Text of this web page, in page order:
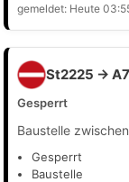
gemeldet: Heute
St2225 →
Gesperrt
Baustelle
Gesperrt
Baustelle